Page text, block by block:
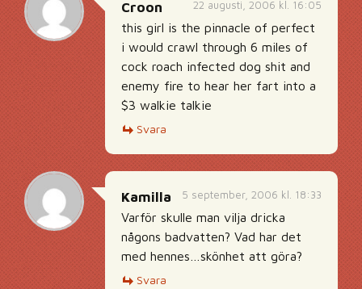
22 augusti, 2006 kl. 16:05
Croon
this girl is the pinnacle of perfect
i would crawl through 6 miles of
cock roach infected dog shit and
enemy fire to hear her fart into a
$3 walkie talkie
Svara
5 september, 2006 kl. 18:33
Kamilla
Varför skulle man vilja dricka
någons badvatten? Vad har det
med hennes…skönhet att göra?
Svara